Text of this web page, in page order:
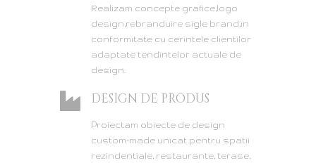
Realizam concepte grafice,logo
design,rebranduire sigle brand,in
conformitate cu cerintele clientilor
adaptate tendintelor actuale de
design.
DESIGN DE PRODUS
Proiectam obiecte de design
custom-made unicat pentru spatii
rezindentiale, restaurante, terase,